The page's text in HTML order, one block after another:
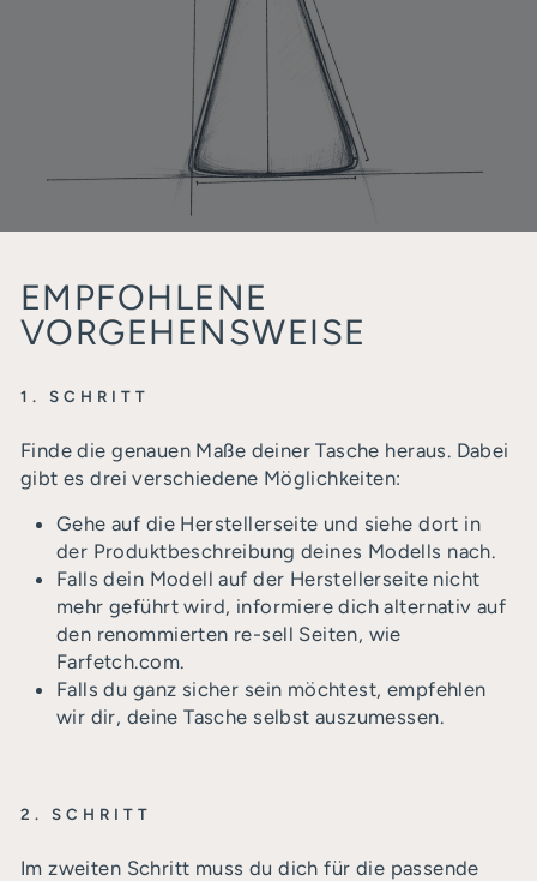
EMPFOHLENE
VORGEHENSWEISE
1. SCHRITT
Finde die genauen Maße deiner Tasche heraus. Dabei
gibt es drei verschiedene Möglichkeiten:
Gehe auf die Herstellerseite und siehe dort in
der Produktbeschreibung deines Modells nach.
Falls dein Modell auf der Herstellerseite nicht
mehr geführt wird, informiere dich alternativ auf
den renommierten re-sell Seiten, wie
Farfetch.com.
Falls du ganz sicher sein möchtest, empfehlen
wir dir, deine Tasche selbst auszumessen.
2. SCHRITT
Im zweiten Schritt muss du dich für die passende